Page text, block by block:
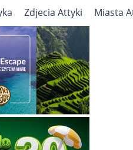
Cel podróży
PRZEWODNIK
Zdjecia Attyki Miasta